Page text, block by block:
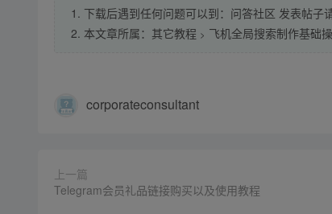
1. 下载后遇到任何问题可以到：问答社区 发表帖子
2. 本文章所属： 其它教程 > 飞机全局搜索制作基础操
corporateconsultant
上一篇
Telegram会员礼品链接购买以及使用教程